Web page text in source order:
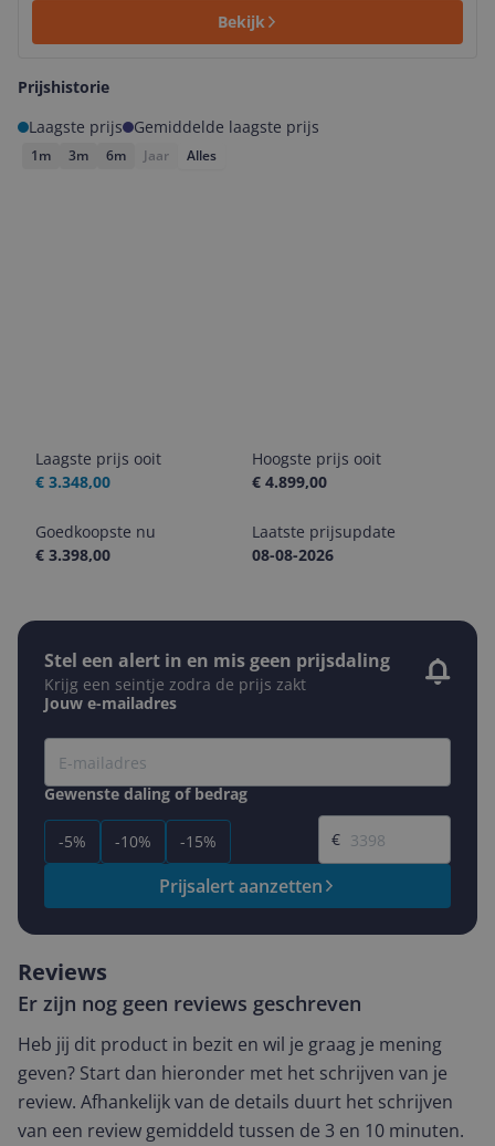
Bekijk
Prijshistorie
Laagste prijs
Gemiddelde laagste prijs
1m 3m 6m Jaar Alles
Laagste prijs ooit
€ 3.348,00
Hoogste prijs ooit
€ 4.899,00
Goedkoopste nu
€ 3.398,00
Laatste prijsupdate
08-08-2026
Stel een alert in en mis geen prijsdaling
Krijg een seintje zodra de prijs zakt
Jouw e-mailadres
Gewenste daling of bedrag
-5% -10% -15%
Gewenste prijs
€
Prijsalert aanzetten
Reviews
Er zijn nog geen reviews geschreven
Heb jij dit product in bezit en wil je graag je mening
geven? Start dan hieronder met het schrijven van je
review. Afhankelijk van de details duurt het schrijven
van een review gemiddeld tussen de 3 en 10 minuten.